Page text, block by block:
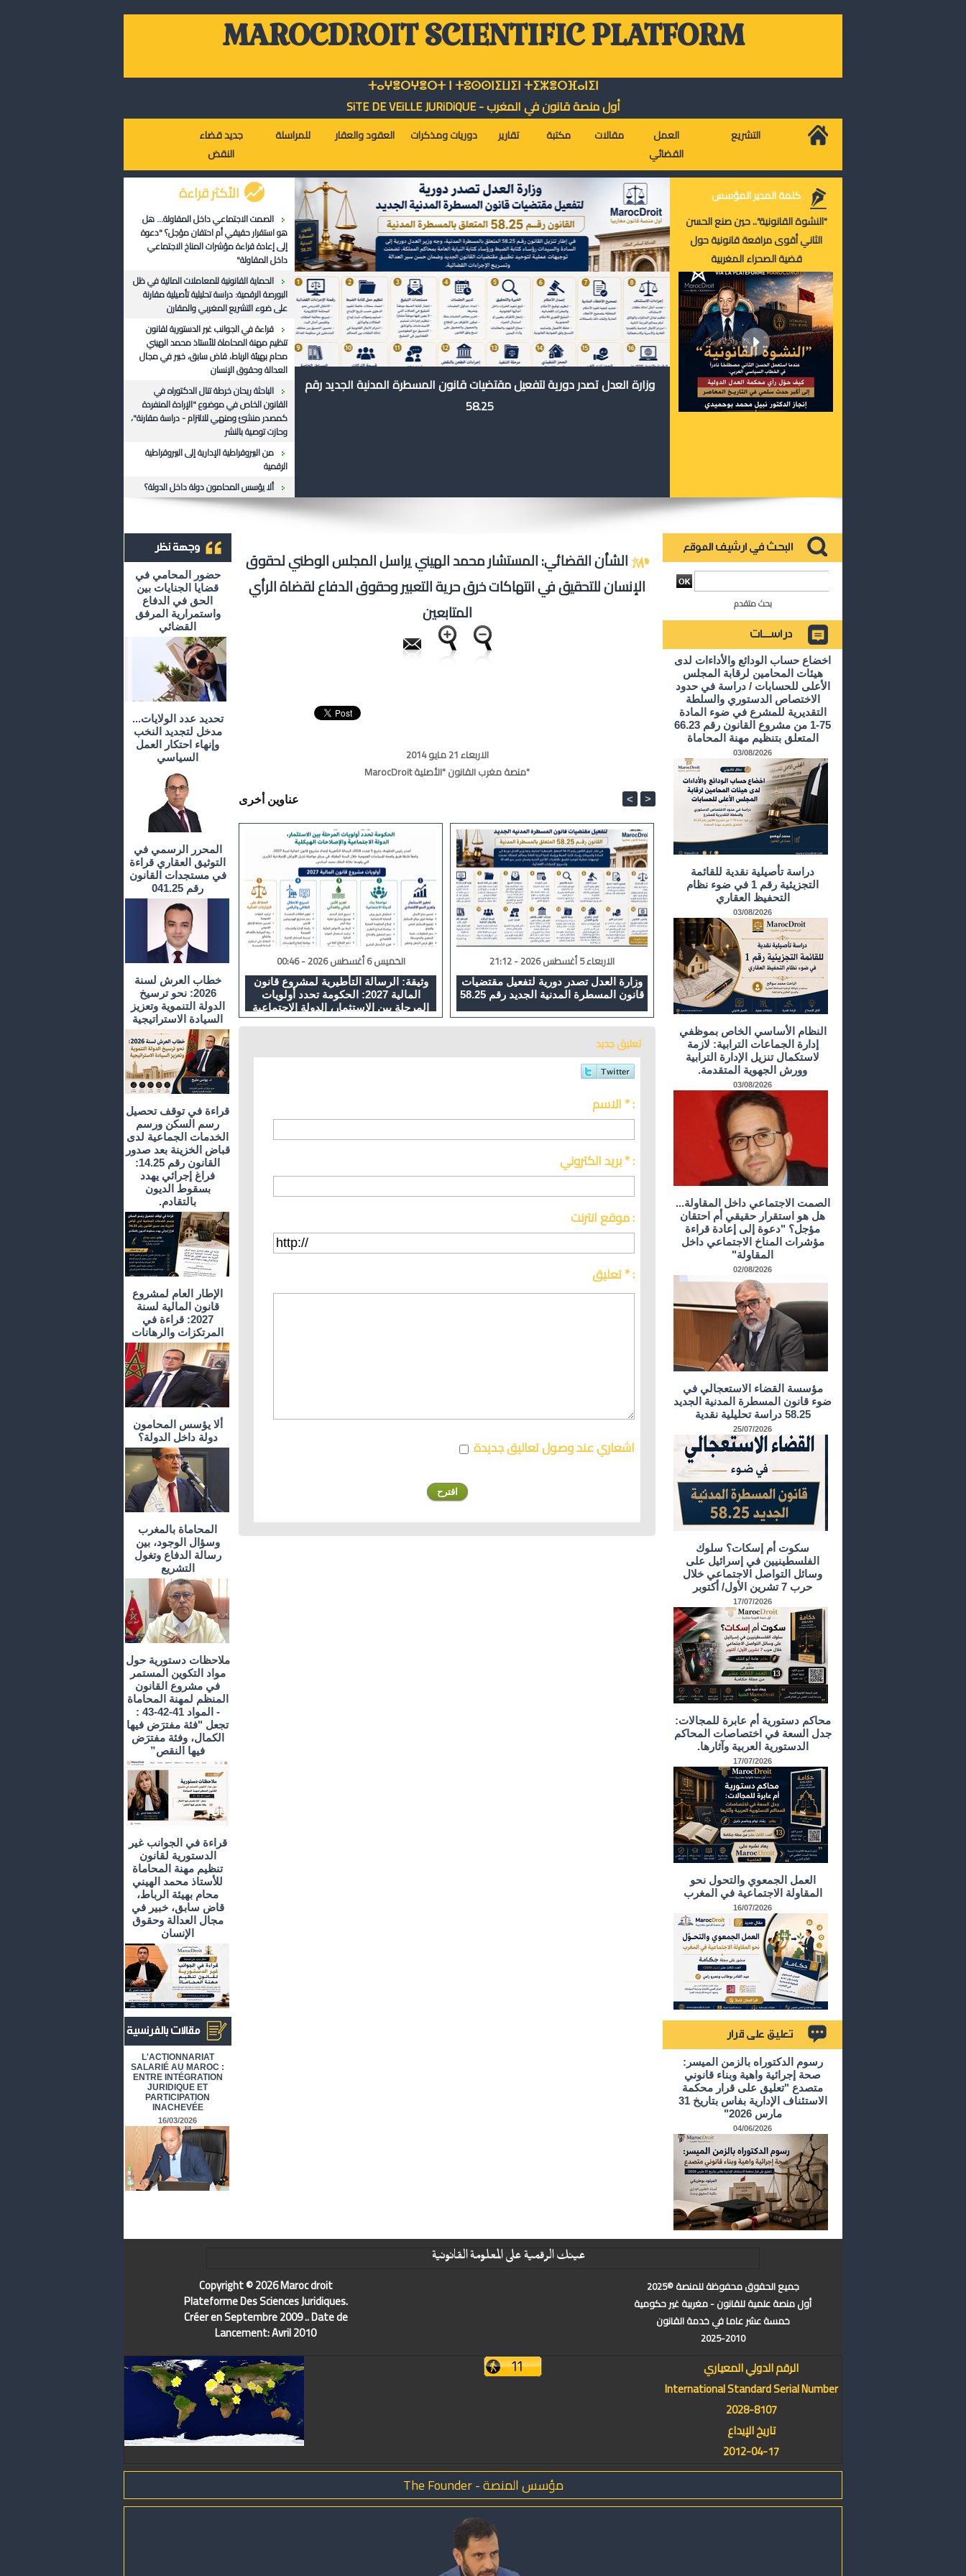
MAROCDROIT SCIENTIFIC PLATFORM
ⵜⴰⵖⴻⵔⵖⴻⵔⵜ ⵏ ⵜⵓⵙⵙⵏⵉⵡⵉⵏ ⵜⵉⵣⴻⵔⴼⴰⵏⵉⵏ
أول منصة قانون في المغرب - SiTE DE VEiLLE JURiDiQUE
جديد قضاء
النقض
للمراسلة العقود والعقار دوريات ومذكرات تقارير مكتبة مقالات
العمل
القضائي
التشريع
الأكثر قراءة
الصمت الاجتماعي داخل المقاولة... هل
هو استقرار حقيقي أم احتقان مؤجل؟ "دعوة
إلى إعادة قراءة مؤشرات المناخ الاجتماعي
داخل المقاولة"
الحماية القانونية للمعاملات المالية في ظل
البورصة الرقمية: دراسة تحليلية تأصيلية مقارنة
على ضوء التشريع المغربي والمقارن
قراءة في الجوانب غير الدستورية لقانون
تنظيم مهنة المحاماة للأستاذ محمد الهيني
محام بهيئة الرباط، قاض سابق، خبير في مجال
العدالة وحقوق الإنسان
الباحثة ريحان خرطة تنال الدكتوراه في
القانون الخاص في موضوع "الإرادة المنفردة
كمصدر منشئ ومنهي للالتزام - دراسة مقارنة"،
وحازت توصية بالنشر
من البيروقراطية الإدارية إلى البيروقراطية
الرقمية
ألا يؤسس المحامون دولة داخل الدولة؟
وزارة العدل تصدر دورية لتفعيل مقتضيات قانون المسطرة المدنية الجديد رقم
58.25
كلمة المدير المؤسس
"النشوة القانونية".. حين صنع الحسن
الثاني أقوى مرافعة قانونية حول
قضية الصحراء المغربية
حضور المحامي في
قضايا الجنايات بين
الحق في الدفاع
واستمرارية المرفق
القضائي
تحديد عدد الولايات...
مدخل لتجديد النخب
وإنهاء احتكار العمل
السياسي
المحرر الرسمي في
التوثيق العقاري قراءة
في مستجدات القانون
رقم 041.25
خطاب العرش لسنة
2026: نحو ترسيخ
الدولة التنموية وتعزيز
السيادة الاستراتيجية
قراءة في توقف تحصيل
رسم السكن ورسم
الخدمات الجماعية لدى
قباض الخزينة بعد صدور
القانون رقم 14.25:
فراغ إجرائي يهدد
بسقوط الديون
بالتقادم.
الإطار العام لمشروع
قانون المالية لسنة
2027: قراءة في
المرتكزات والرهانات
ألا يؤسس المحامون
دولة داخل الدولة؟
المحاماة بالمغرب
وسؤال الوجود، بين
رسالة الدفاع وتغول
التشريع
ملاحظات دستورية حول
مواد التكوين المستمر
في مشروع القانون
المنظم لمهنة المحاماة
- المواد 41-42-43 :
تجعل "فئة مفترَض فيها
الكمال، وفئة مفترَض
فيها النقص”
قراءة في الجوانب غير
الدستورية لقانون
تنظيم مهنة المحاماة
للأستاذ محمد الهيني
محام بهيئة الرباط،
قاض سابق، خبير في
مجال العدالة وحقوق
الإنسان
L'ACTIONNARIAT
SALARIÉ AU MAROC :
ENTRE INTÉGRATION
JURIDIQUE ET
PARTICIPATION
INACHEVÉE
16/03/2026
الشأن القضائي: المستشار محمد الهيني يراسل المجلس الوطني لحقوق
الإنسان للتحقيق في انتهاكات خرق حرية التعبير وحقوق الدفاع لقضاة الرأي
المتابعين‎
الاربعاء 21 مايو 2014
MarocDroit منصة مغرب القانون "الأصلية"
عناوين أخرى < >
الخميس 6 أغسطس 2026 - 00:46
وثيقة: الرسالة التأطيرية لمشروع قانون
المالية 2027: الحكومة تحدد أولويات
المرحلة بين الاستثمار، الدولة الاجتماعية
والإصلاحات الهيكلية
الاربعاء 5 أغسطس 2026 - 21:12
وزارة العدل تصدر دورية لتفعيل مقتضيات
قانون المسطرة المدنية الجديد رقم 58.25
تعليق جديد
الاسم * :
بريد الكتروني * :
موقع انترنت :
تعليق * :
اشعاري عند وصول تعاليق جديدة
بحث متقدم
اخضاع حساب الودائع والأداءات لدى
هيئات المحامين لرقابة المجلس
الأعلى للحسابات / دراسة في حدود
الاختصاص الدستوري والسلطة
التقديرية للمشرع في ضوء المادة
75-1 من مشروع القانون رقم 66.23
المتعلق بتنظيم مهنة المحاماة
03/08/2026
دراسة تأصيلية نقدية للقائمة
التجزيئية رقم 1 في ضوء نظام
التحفيظ العقاري
03/08/2026
النظام الأساسي الخاص بموظفي
إدارة الجماعات الترابية: لازمة
لاستكمال تنزيل الإدارة الترابية
وورش الجهوية المتقدمة.
03/08/2026
الصمت الاجتماعي داخل المقاولة...
هل هو استقرار حقيقي أم احتقان
مؤجل؟ "دعوة إلى إعادة قراءة
مؤشرات المناخ الاجتماعي داخل
المقاولة"
02/08/2026
مؤسسة القضاء الاستعجالي في
ضوء قانون المسطرة المدنية الجديد
58.25 دراسة تحليلية نقدية
25/07/2026
سكوت أم إسكات؟ سلوك
الفلسطينيين في إسرائيل على
وسائل التواصل الاجتماعي خلال
حرب 7 تشرين الأول/ أكتوبر
17/07/2026
محاكم دستورية أم عابرة للمجالات:
جدل السعة في اختصاصات المحاكم
الدستورية العربية وآثارها.
17/07/2026
العمل الجمعوي والتحول نحو
المقاولة الاجتماعية في المغرب
16/07/2026
رسوم الدكتوراه بالزمن الميسر:
صحة إجرائية واهية وبناء قانوني
متصدع "تعليق على قرار محكمة
الاستئناف الإدارية بفاس بتاريخ 31
مارس 2026"
04/06/2026
عينك الرقمية على المعلومة القانونية
Copyright © 2026 Maroc droit
Plateforme Des Sciences Juridiques.
Créer en Septembre 2009 .. Date de
Lancement: Avril 2010
جميع الحقوق محفوظة للمنصة ©2025
أول منصة علمية للقانون - مغربية غير حكومية
خمسة عشر عاما في خدمة القانون
2025-2010
الرقم الدولي المعياري
International Standard Serial Number
2028-8107
تاريخ الإيداع
2012-04-17
مؤسس المنصة - The Founder